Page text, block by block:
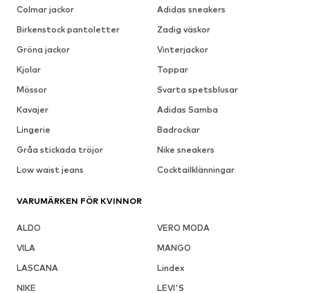
Colmar jackor
Adidas sneakers
Birkenstock pantoletter
Zadig väskor
Gröna jackor
Vinterjackor
Kjolar
Toppar
Mössor
Svarta spetsblusar
Kavajer
Adidas Samba
Lingerie
Badrockar
Gråa stickada tröjor
Nike sneakers
Low waist jeans
Cocktailklänningar
VARUMÄRKEN FÖR KVINNOR
ALDO
VERO MODA
VILA
MANGO
LASCANA
Lindex
NIKE
LEVI'S